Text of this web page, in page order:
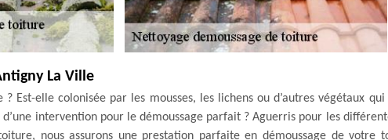
La Ville
Est-elle colonisée par les mousses, les lichens ou d’autres végétaux qui
d’une intervention pour le démoussage parfait ? Aguerris pour les
nous assurons une prestation parfaite en démoussage de votre